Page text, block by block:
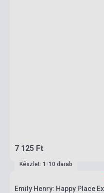
7 125 Ft
Készlet: 1-10 darab
Emily Henry: Happy Place